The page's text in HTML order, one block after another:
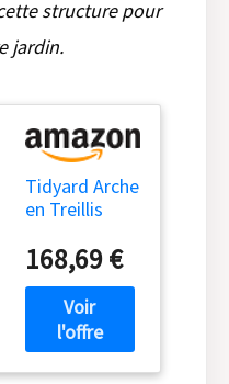
structure pour
jardin.
Tidyard Arche
en Treillis
Jardin en
Bois pour
Plantes
Grimpantes
Arche à
Rosiers
168,69 €